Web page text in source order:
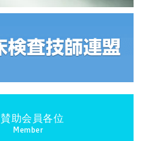
賛助会員各位
Member